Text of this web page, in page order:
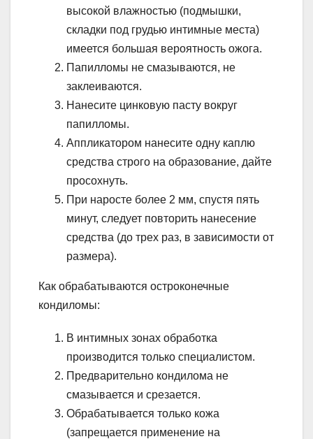
высокой влажностью (подмышки,
складки под грудью интимные места)
имеется большая вероятность ожога.
Папилломы не смазываются, не
заклеиваются.
Нанесите цинковую пасту вокруг
папилломы.
Аппликатором нанесите одну каплю
средства строго на образование, дайте
просохнуть.
При наросте более 2 мм, спустя пять
минут, следует повторить нанесение
средства (до трех раз, в зависимости от
размера).
Как обрабатываются остроконечные
кондиломы:
В интимных зонах обработка
производится только специалистом.
Предварительно кондилома не
смазывается и срезается.
Обрабатывается только кожа
(запрещается применение на